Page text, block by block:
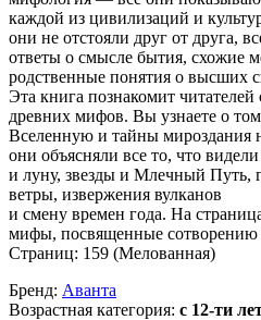
каждой из цивилизаций и
они не отстояли друг от друга,
ответы о смысле бытия, схожие
родственные понятия о высших
Эта книга познакомит
древних мифов. Вы узнаете о
Вселенную и тайны мироздания
они объясняли все то, что
и луну, звезды и Млечный Путь,
ветры, извержения вулканов
и смену времен года. На
мифы, посвященные сотворению
Страниц: 159 (Мелованная)
Бренд: Аванта
Возрастная категория: с 12-ти